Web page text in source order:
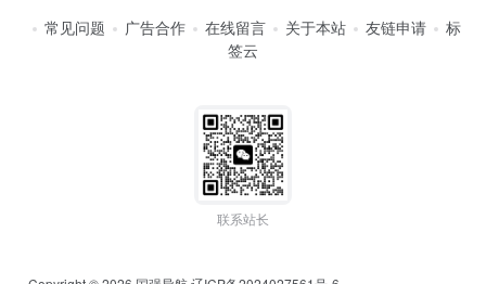
常见问题
广告合作 在线留言 关于本站 友链申请
标
签云
联系站长